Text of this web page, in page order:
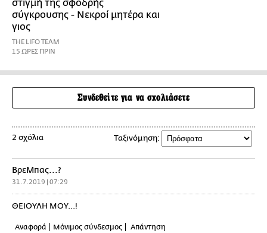
στιγμή της σφοδρής
σύγκρουσης - Νεκροί μητέρα και
γιος
THE LIFO TEAM
15 ΩΡΕΣ ΠΡΙΝ
Συνδεθείτε για να σχολιάσετε
2 σχόλια Ταξινόμηση:
ΒρεΜπας...?
31.7.2019 | 07:29
ΘΕΙΟΥΛΗ ΜΟΥ...!
Αναφορά Μόνιμος σύνδεσμος Απάντηση